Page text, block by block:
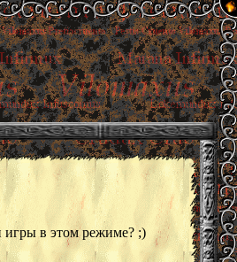
игры в этом режиме? ;)